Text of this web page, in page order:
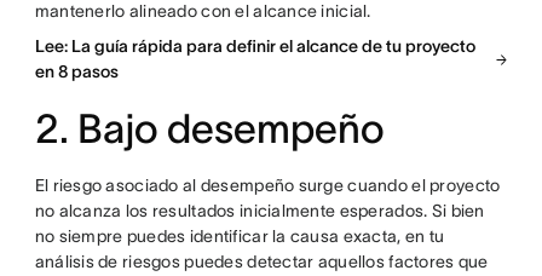
mantenerlo alineado con el alcance inicial.
Lee: La guía rápida para definir el alcance de tu proyecto
en 8 pasos
2. Bajo desempeño
El riesgo asociado al desempeño surge cuando el proyecto
no alcanza los resultados inicialmente esperados. Si bien
no siempre puedes identificar la causa exacta, en tu
análisis de riesgos puedes detectar aquellos factores que